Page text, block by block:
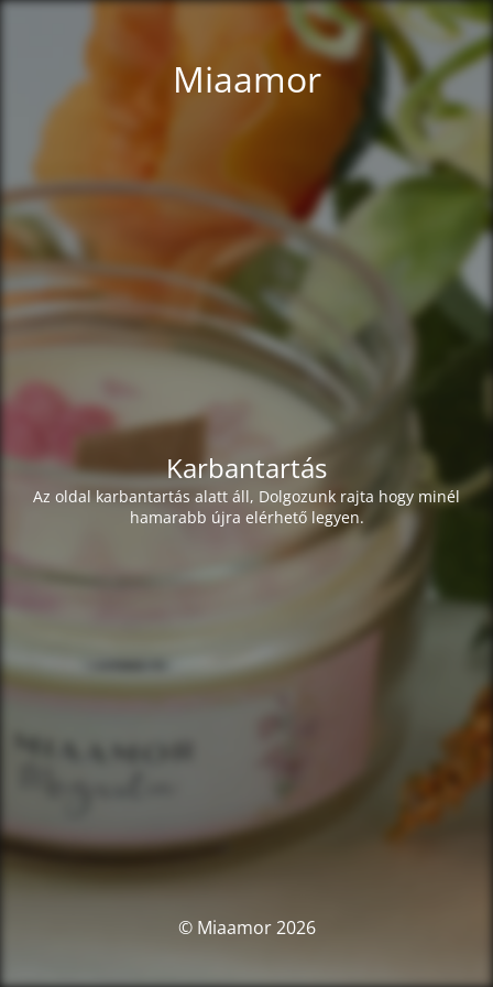
Miaamor
Karbantartás
Az oldal karbantartás alatt áll, Dolgozunk rajta hogy minél
hamarabb újra elérhető legyen.
© Miaamor 2026